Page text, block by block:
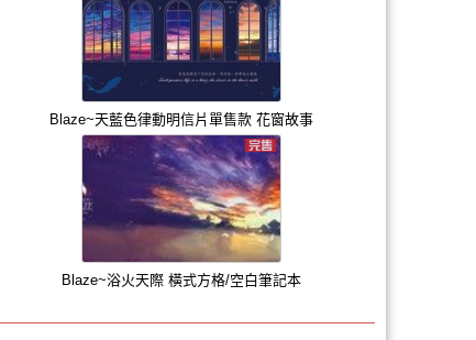
Blaze~天藍色律動明信片單售款 花窗故事
Blaze~浴火天際 橫式方格/空白筆記本